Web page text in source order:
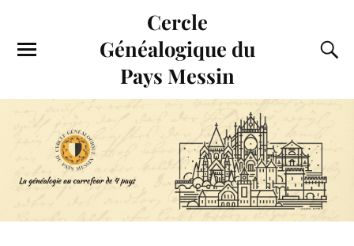
Cercle
Généalogique du
Pays Messin